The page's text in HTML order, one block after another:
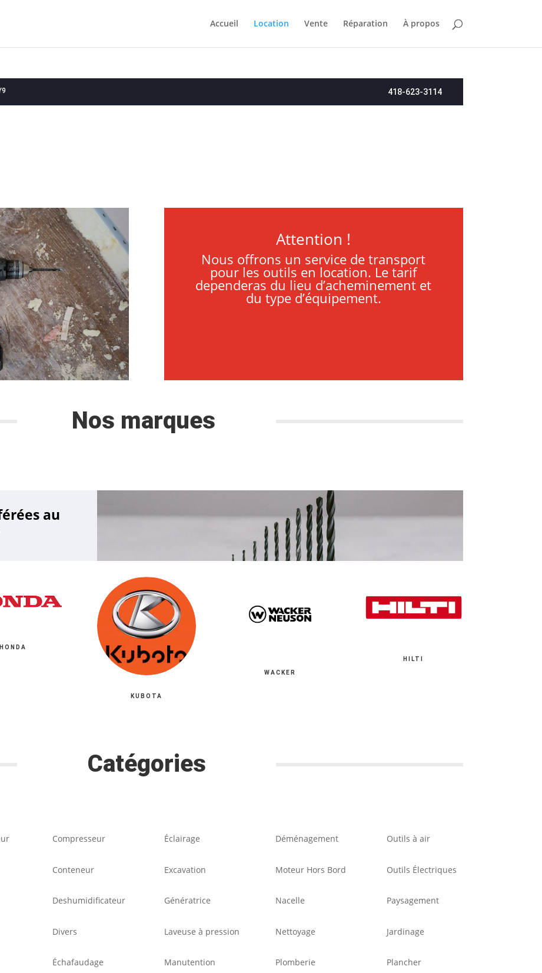
Accueil Location Vente Réparation À propos
418-623-3114
Attention !
Nous offrons un service de transport
pour les outils en location. Le tarif
dependeras du lieu d’acheminement et
du type d’équipement.
Nos marques
au
HONDA
KUBOTA
WACKER
HILTI
Catégories
Compresseur
Conteneur
Deshumidificateur
Divers
Échafaudage
Éclairage
Excavation
Génératrice
Laveuse à pression
Manutention
Déménagement
Moteur Hors Bord
Nacelle
Nettoyage
Plomberie
Outils à air
Outils Électriques
Paysagement
Jardinage
Plancher